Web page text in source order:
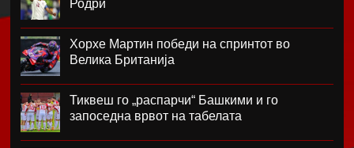
Родри
Хорхе Мартин победи на спринтот во
Велика Британија
Тиквеш го „распарчи“ Башкими и го
запоседна врвот на табелата